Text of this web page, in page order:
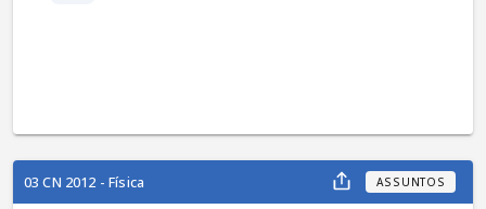
03 CN 2012 - Física ASSUNTOS